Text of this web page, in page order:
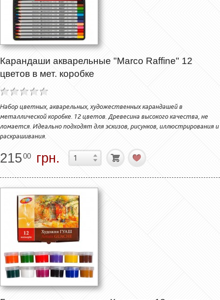
Карандаши акварельные "Marco Raffine" 12
цветов в мет. коробке
Набор цветных, акварельных, художественных карандашей в
металлической коробке. 12 цветов. Древесина высокого качества, не
ломается. Идеально подходят для эскизов, рисунков, иллюстрирования и
раскрашивания.
21500 грн.